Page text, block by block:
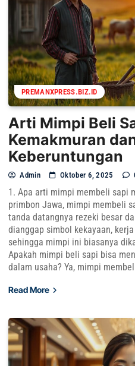
PREMANXPRESS.BIZ.ID
Arti Mimpi Beli
Kemakmuran
Keberuntungan
Admin Oktober 6, 2025
1. Apa arti mimpi membeli sapi
primbon Jawa, mimpi membeli
tanda datangnya rezeki besar
dianggap simbol kekayaan,
sehingga mimpi ini biasanya
Apakah mimpi beli sapi bisa
dalam usaha? Ya, mimpi
Read More